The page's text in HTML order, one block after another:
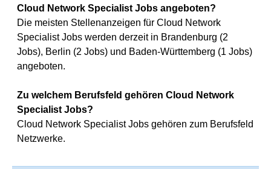
Cloud Network Specialist Jobs angeboten?
Die meisten Stellenanzeigen für Cloud Network
Specialist Jobs werden derzeit in Brandenburg (2
Jobs), Berlin (2 Jobs) und Baden-Württemberg (1 Jobs)
angeboten.
Zu welchem Berufsfeld gehören Cloud Network
Specialist Jobs?
Cloud Network Specialist Jobs gehören zum Berufsfeld
Netzwerke.